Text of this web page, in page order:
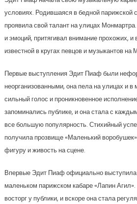
условиях. Родившаяся в бедной парижской
проявила свой талант на улицах
и эмоций, притягивал внимание прохожих, и
известной в кругах певцов и музыкантов на
Первые выступления Эдит Пиаф были
неорганизованными, она пела на улицах и в
сильный голос и проникновенное
запоминались публике, и она стала с
все большую популярность. Стихийный
получила прозвище «Маленький
фигуру и живость на сцене.
Впервые Эдит Пиаф официально выступила
маленьком парижском кабаре «Лапин
восторг у публики, и вскоре она стала